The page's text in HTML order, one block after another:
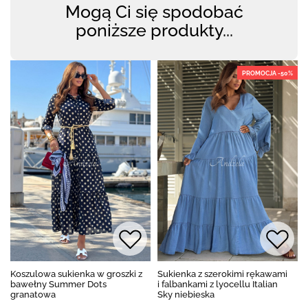
Mogą Ci się spodobać
poniższe produkty...
Koszulowa sukienka w groszki z
bawełny Summer Dots
granatowa
PROMOCJA -50%
Sukienka z szerokimi rękawami
i falbankami z lyocellu Italian
Sky niebieska